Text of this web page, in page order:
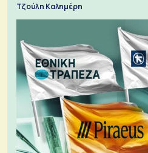
Τζούλη Καλημέρη